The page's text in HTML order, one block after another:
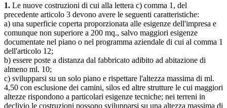
1. Le nuove costruzioni di cui alla lettera c) comma 1, del
precedente articolo 3 devono avere le seguenti caratteristiche:
a) una superficie coperta proporzionata alle esigenze dell'impresa e
comunque non superiore a 200 mq., salvo maggiori esigenze
documentate nel piano o nel programma aziendale di cui al comma 1
dell'articolo 12;
b) essere poste a distanza dal fabbricato adibito ad abitazione di
almeno ml. 10;
c) svilupparsi su un solo piano e rispettare l'altezza massima di ml.
4,50 con esclusione dei camini, silos ed altre strutture le cui maggiori
altezze rispondono a particolari esigenze tecniche; nei terreni in
declivio le costruzioni possono svilupparsi su una altezza massima di